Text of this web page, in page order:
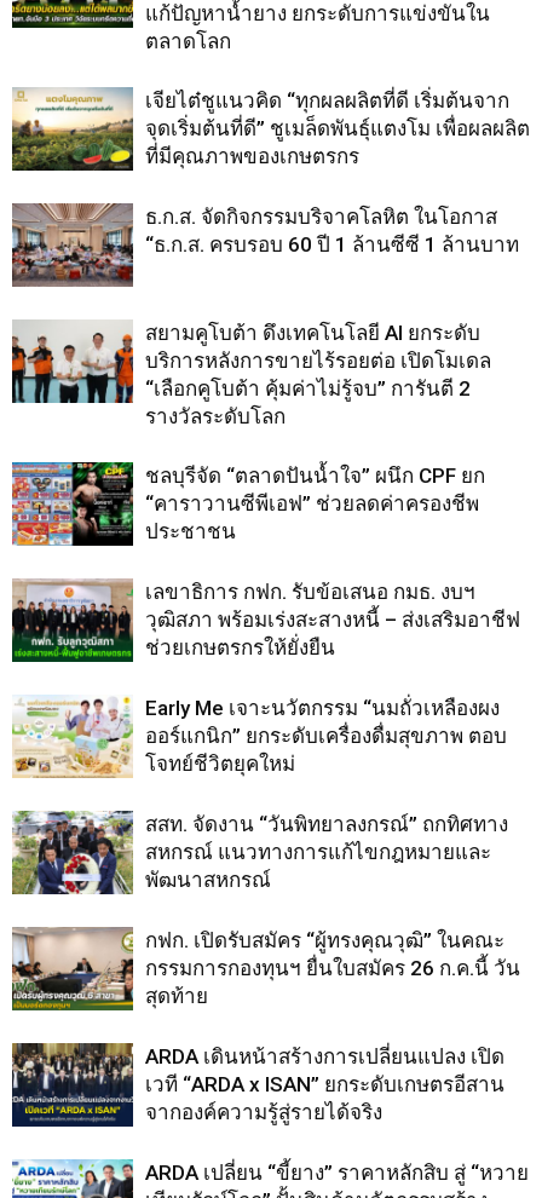
แก้ปัญหาน้ำยาง ยกระดับการแข่งขันใน
ตลาดโลก
เจียไต๋ชูแนวคิด “ทุกผลผลิตที่ดี เริ่มต้นจาก
จุดเริ่มต้นที่ดี” ชูเมล็ดพันธุ์แตงโม เพื่อผลผลิต
ที่มีคุณภาพของเกษตรกร
ธ.ก.ส. จัดกิจกรรมบริจาคโลหิต ในโอกาส
“ธ.ก.ส. ครบรอบ 60 ปี 1 ล้านซีซี 1 ล้านบาท
สยามคูโบต้า ดึงเทคโนโลยี AI ยกระดับ
บริการหลังการขายไร้รอยต่อ เปิดโมเดล
“เลือกคูโบต้า คุ้มค่าไม่รู้จบ” การันตี 2
รางวัลระดับโลก
ชลบุรีจัด “ตลาดปันน้ำใจ” ผนึก CPF ยก
“คาราวานซีพีเอฟ” ช่วยลดค่าครองชีพ
ประชาชน
เลขาธิการ กฟก. รับข้อเสนอ กมธ. งบฯ
วุฒิสภา พร้อมเร่งสะสางหนี้ – ส่งเสริมอาชีฟ
ช่วยเกษตรกรให้ยั่งยืน
Early Me เจาะนวัตกรรม “นมถั่วเหลืองผง
ออร์แกนิก” ยกระดับเครื่องดื่มสุขภาพ ตอบ
โจทย์ชีวิตยุคใหม่
สสท. จัดงาน “วันพิทยาลงกรณ์” ถกทิศทาง
สหกรณ์ แนวทางการแก้ไขกฎหมายและ
พัฒนาสหกรณ์
กฟก. เปิดรับสมัคร “ผู้ทรงคุณวุฒิ” ในคณะ
กรรมการกองทุนฯ ยื่นใบสมัคร 26 ก.ค.นี้ วัน
สุดท้าย
ARDA เดินหน้าสร้างการเปลี่ยนแปลง เปิด
เวที “ARDA x ISAN” ยกระดับเกษตรอีสาน
จากองค์ความรู้สู่รายได้จริง
ARDA เปลี่ยน “ขี้ยาง” ราคาหลักสิบ สู่ “หวาย